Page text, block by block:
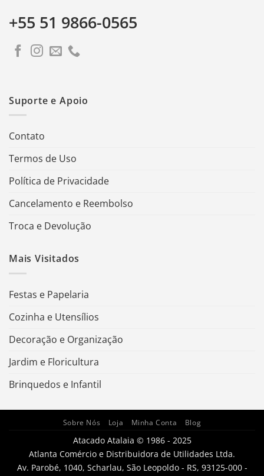
+55 51 9866-0565
Suporte e Apoio
Contato
Termos de Uso
Política de Privacidade
Cancelamento e Reembolso
Troca e Devolução
Mais Visitados
Festas e Papelaria
Cozinha e Utensílios
Decoração e Organização
Jardim e Floricultura
Brinquedos e Infantil
Sobre Nós Loja Minha Conta Blog
Atacado Atalaia © 1986 - 2025
Atlanta Comércio e Distribuidora de Utilidades Ltda.
Av. Parobé, 1040, Scharlau, São Leopoldo - RS, 93125-000 -